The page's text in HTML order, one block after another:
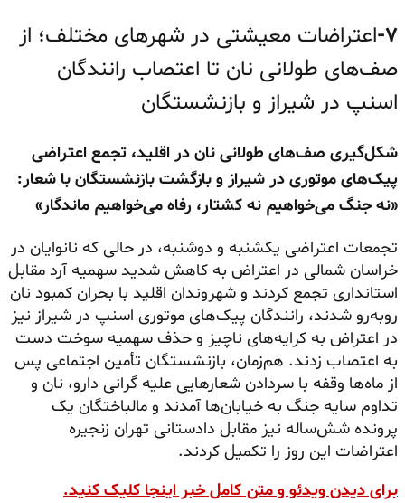
۷- اعتراضات معیشتی در شهرهای مختلف؛ از
صف‌های طولانی نان تا اعتصاب رانندگان
اسنپ در شیراز و بازنشستگان
شکل‌گیری صف‌های طولانی نان در اقلید، تجمع اعتراضی
پیک‌های موتوری در شیراز و بازگشت بازنشستگان با شعار:
«نه جنگ می‌خواهیم نه کشتار، رفاه می‌خواهیم ماندگار»
تجمعات اعتراضی یکشنبه و دوشنبه، در حالی که نانوایان در
خراسان شمالی در اعتراض به کاهش شدید سهمیه آرد مقابل
استانداری تجمع کردند و شهروندان اقلید با بحران کمبود نان
روبه‌رو شدند، رانندگان پیک‌های موتوری اسنپ در شیراز نیز
در اعتراض به کرایه‌های ناچیز و حذف سهمیه سوخت دست
به اعتصاب زدند. هم‌زمان، بازنشستگان تأمین اجتماعی پس
از ماه‌ها وقفه با سردادن شعارهایی علیه گرانی دارو، نان و
تداوم سایه جنگ به خیابان‌ها آمدند و مالباختگان یک
پرونده شش‌ساله نیز مقابل دادستانی تهران زنجیره
اعتراضات این روز را تکمیل کردند.
برای دیدن ویدئو و متن کامل خبر اینجا کلیک کنید.